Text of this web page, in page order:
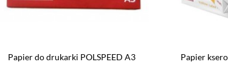
Papier do drukarki POLSPEED A3 Papier